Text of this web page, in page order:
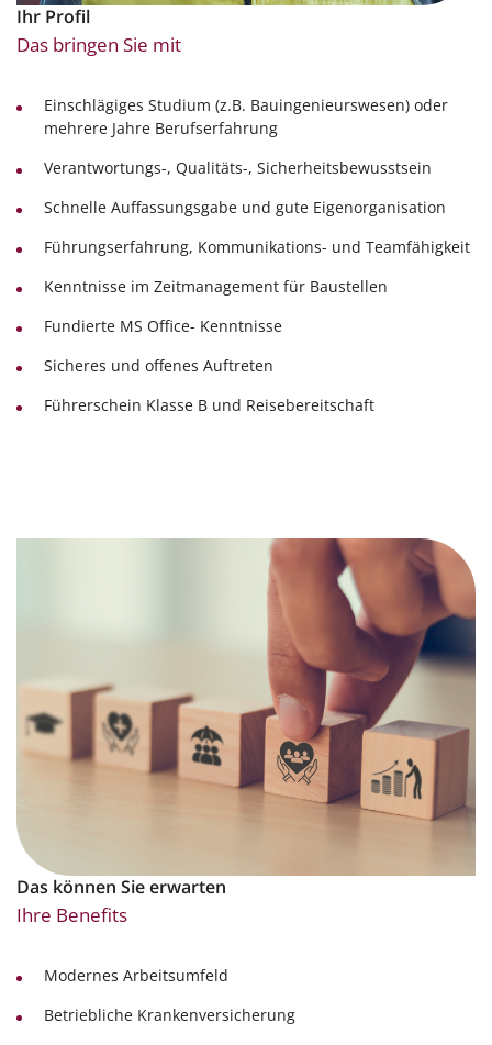
Ihr Profil
Das bringen Sie mit
Einschlägiges Studium (z.B. Bauingenieurswesen) oder
mehrere Jahre Berufserfahrung
Verantwortungs-, Qualitäts-, Sicherheitsbewusstsein
Schnelle Auffassungsgabe und gute Eigenorganisation
Führungserfahrung, Kommunikations- und Teamfähigkeit
Kenntnisse im Zeitmanagement für Baustellen
Fundierte MS Office- Kenntnisse
Sicheres und offenes Auftreten
Führerschein Klasse B und Reisebereitschaft
Das können Sie erwarten
Ihre Benefits
Modernes Arbeitsumfeld
Betriebliche Krankenversicherung